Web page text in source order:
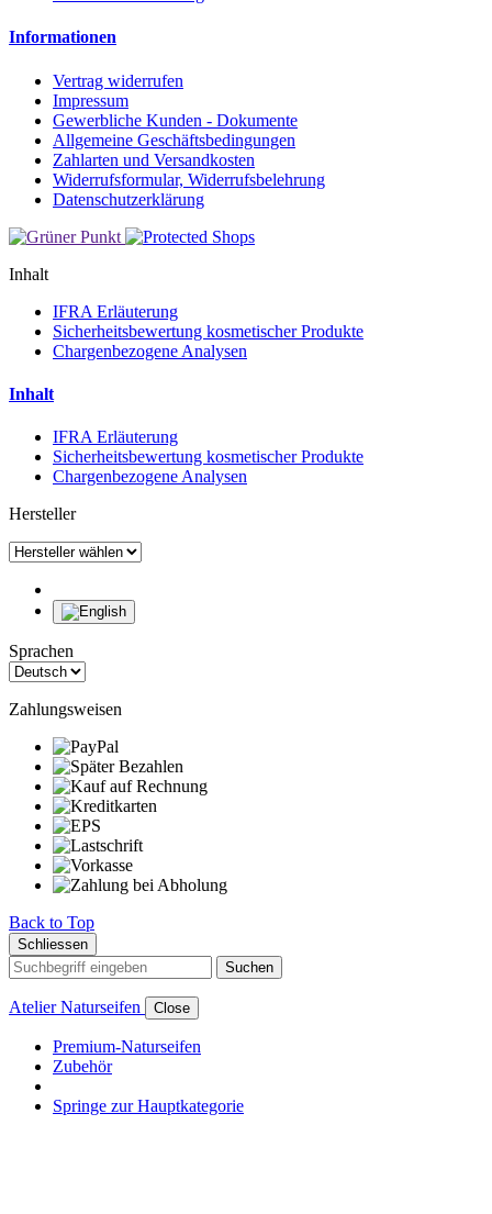
Informationen
Vertrag widerrufen
Impressum
Gewerbliche Kunden - Dokumente
Allgemeine Geschäftsbedingungen
Zahlarten und Versandkosten
Widerrufsformular, Widerrufsbelehrung
Datenschutzerklärung
Inhalt
IFRA Erläuterung
Sicherheitsbewertung kosmetischer Produkte
Chargenbezogene Analysen
Inhalt
IFRA Erläuterung
Sicherheitsbewertung kosmetischer Produkte
Chargenbezogene Analysen
Hersteller
Sprachen
Zahlungsweisen
Back to Top
Schliessen
Suchen
Atelier Naturseifen Close
Premium-Naturseifen
Zubehör
Springe zur Hauptkategorie